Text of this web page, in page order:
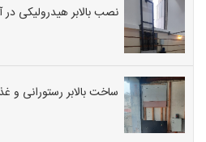
نصب بالابر هیدرولیکی
ساخت بالابر رستورانی و